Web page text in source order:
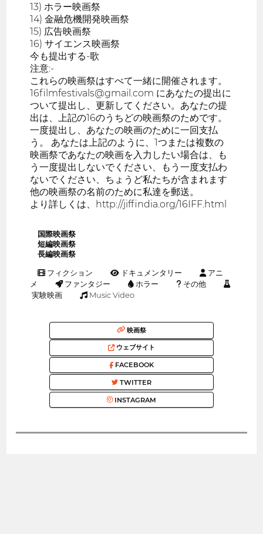
13) ホラー映画祭
14) 金融危機開発映画祭
15) 広告映画祭
16) サイエンス映画祭
今も提出する-歌
注意:-
これらの映画祭はすべて一緒に開催されます。
16filmfestivals@gmail.com にあなたの提出に
ついて提出し、更新してください。あなたの提
出は、上記の16のうちどの映画祭のためです。
一度提出し、あなたの映画のために一回支払
う。 あなたは上記のように、1つまたは複数の
映画祭であなたの映画を入力したい場合は、も
う一度提出しないでください、もう一度支払わ
ないでください、ちょうど私たちが含まれます
他の映画祭の名前のために私達を郵送。
より詳しくは、http://jiffindia.org/16IFF.html
国際映画祭
短編映画祭
長編映画祭
フィクション ドキュメンタリー
アニ
メ
ファンタジー ホラー
その他
実験映画
Music Video
映画祭
ウェブサイト
FACEBOOK
TWITTER
INSTAGRAM